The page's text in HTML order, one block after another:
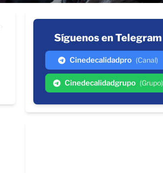
Síguenos en Telegram
Cinedecalidadpro (Canal)
Cinedecalidadgrupo (Grupo)